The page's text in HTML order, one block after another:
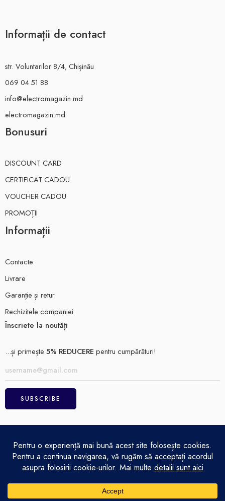
Informații de contact
str. Voluntarilor 8/4, Chișinău
069 04 51 88
info@electromagazin.md
electromagazin.md
Bonusuri
DISCOUNT CARD
CERTIFICAT CADOU
VOUCHER CADOU
PROMOȚII
Informații
Contacte
Livrare
Garanție și retur
Rechizitele companiei
Înscriete la noutăți
...și primește 5% REDUCERE pentru cumpărături!
ELECTRO MAGAZIN SRL© 2026
Achitare Politică de confidențialitate Termeni și condiții